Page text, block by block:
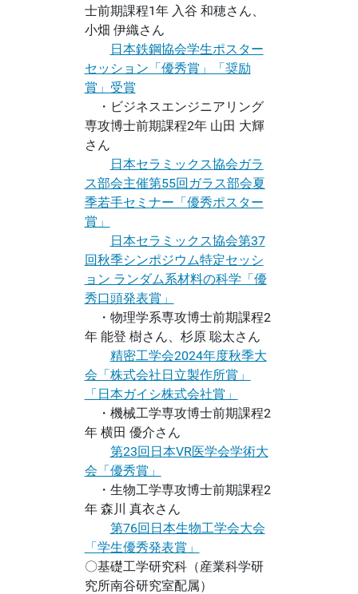
士前期課程1年 入谷 和穂さん、
小畑 伊織さん
日本鉄鋼協会学生ポスター
セッション「優秀賞」「奨励
賞」受賞
・ビジネスエンジニアリング
専攻博士前期課程2年 山田 大輝
さん
日本セラミックス協会ガラ
ス部会主催第55回ガラス部会夏
季若手セミナー「優秀ポスター
賞」
日本セラミックス協会第37
回秋季シンポジウム特定セッシ
ョン ランダム系材料の科学「優
秀口頭発表賞」
・物理学系専攻博士前期課程2
年 能登 樹さん、杉原 聡太さん
精密工学会2024年度秋季大
会「株式会社日立製作所賞」
「日本ガイシ株式会社賞」
・機械工学専攻博士前期課程2
年 横田 優介さん
第23回日本VR医学会学術大
会「優秀賞」
・生物工学専攻博士前期課程2
年 森川 真衣さん
第76回日本生物工学会大会
「学生優秀発表賞」
〇基礎工学研究科（産業科学研
究所南谷研究室配属）